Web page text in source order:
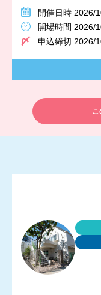
開催日時 2026/
開場時間 2026/
申込締切 2026/
こ